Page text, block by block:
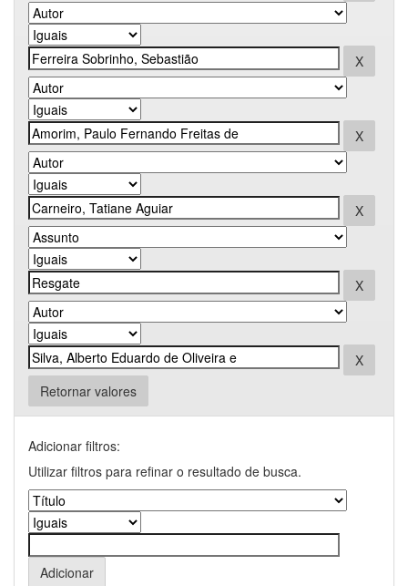
Retornar valores
Adicionar filtros:
Utilizar filtros para refinar o resultado de busca.